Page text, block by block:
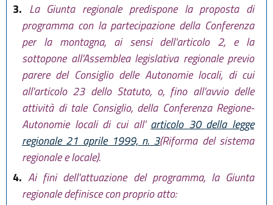
3. La Giunta regionale predispone la proposta di
programma con la partecipazione della Conferenza
per la montagna, ai sensi dell'articolo 2, e la
sottopone all'Assemblea legislativa regionale previo
parere del Consiglio delle Autonomie locali, di cui
all'articolo 23 dello Statuto, o, fino all'avvio delle
attività di tale Consiglio, della Conferenza Regione-
Autonomie locali di cui all' articolo 30 della legge
regionale 21 aprile 1999, n. 3(Riforma del sistema
regionale e locale).
4. Ai fini dell'attuazione del programma, la Giunta
regionale definisce con proprio atto: